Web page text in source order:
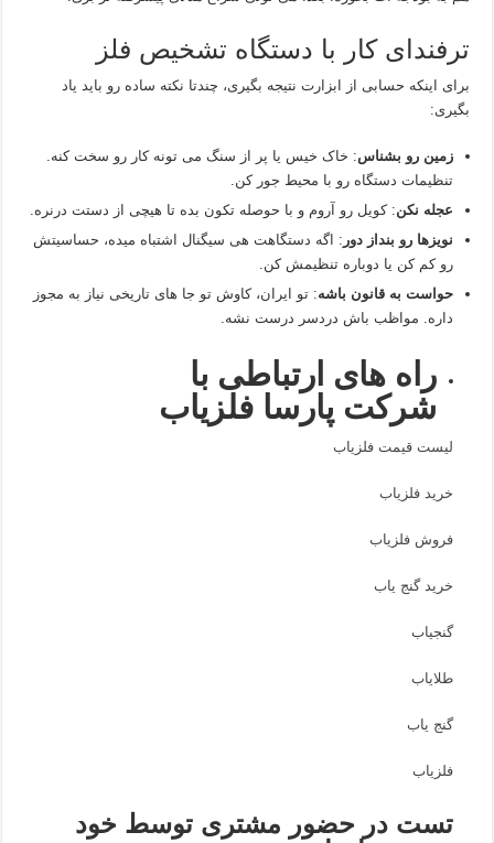
ترفندای کار با دستگاه تشخیص فلز
برای اینکه حسابی از ابزارت نتیجه بگیری، چندتا نکته ساده رو باید یاد
بگیری:
زمین رو بشناس: خاک خیس یا پر از سنگ می‌ تونه کار رو سخت کنه.
تنظیمات دستگاه رو با محیط جور کن.
عجله نکن: کویل رو آروم و با حوصله تکون بده تا هیچی از دستت درنره.
نویزها رو بنداز دور : اگه دستگاهت هی سیگنال اشتباه میده، حساسیتش
رو کم کن یا دوباره تنظیمش کن.
حواست به قانون باشه: تو ایران، کاوش تو جا های تاریخی نیاز به مجوز
داره. مواظب باش دردسر درست نشه.
راه های ارتباطی با
شرکت پارسا فلزیاب
لیست قیمت فلزیاب
خرید فلزیاب
فروش فلزیاب
خرید گنج یاب
گنجیاب
طلایاب
گنج یاب
فلزیاب
تست در حضور مشتری توسط خود